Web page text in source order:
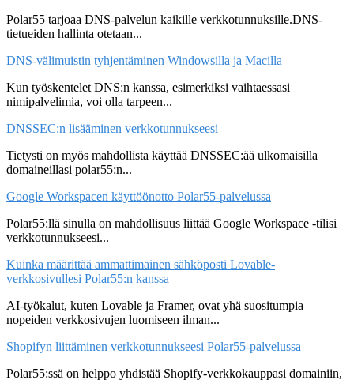
Polar55 tarjoaa DNS-palvelun kaikille verkkotunnuksille.DNS-
tietueiden hallinta otetaan...
DNS-välimuistin tyhjentäminen Windowsilla ja Macilla
Kun työskentelet DNS:n kanssa, esimerkiksi vaihtaessasi
nimipalvelimia, voi olla tarpeen...
DNSSEC:n lisääminen verkkotunnukseesi
Tietysti on myös mahdollista käyttää DNSSEC:ää ulkomaisilla
domaineillasi polar55:n...
Google Workspacen käyttöönotto Polar55-palvelussa
Polar55:llä sinulla on mahdollisuus liittää Google Workspace -tilisi
verkkotunnukseesi...
Kuinka määrittää ammattimainen sähköposti Lovable-
verkkosivullesi Polar55:n kanssa
AI-työkalut, kuten Lovable ja Framer, ovat yhä suositumpia
nopeiden verkkosivujen luomiseen ilman...
Shopifyn liittäminen verkkotunnukseesi Polar55-palvelussa
Polar55:ssä on helppo yhdistää Shopify-verkkokauppasi domainiin,